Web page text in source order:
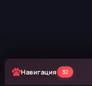
Навигация 32